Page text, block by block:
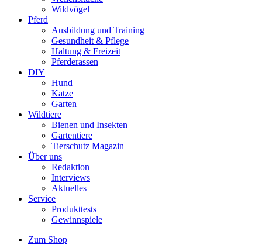
Wildvögel
Pferd
Ausbildung und Training
Gesundheit & Pflege
Haltung & Freizeit
Pferderassen
DIY
Hund
Katze
Garten
Wildtiere
Bienen und Insekten
Gartentiere
Tierschutz Magazin
Über uns
Redaktion
Interviews
Aktuelles
Service
Produkttests
Gewinnspiele
Zum Shop